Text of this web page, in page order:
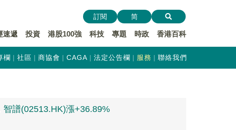
速遞 投資 港股100強 科技 專題 時政 香港百科
訂閱 简
欄 社區 商協會 CAGA 法定公告欄 服務 聯絡我們
智譜(02513.HK)漲+36.89%